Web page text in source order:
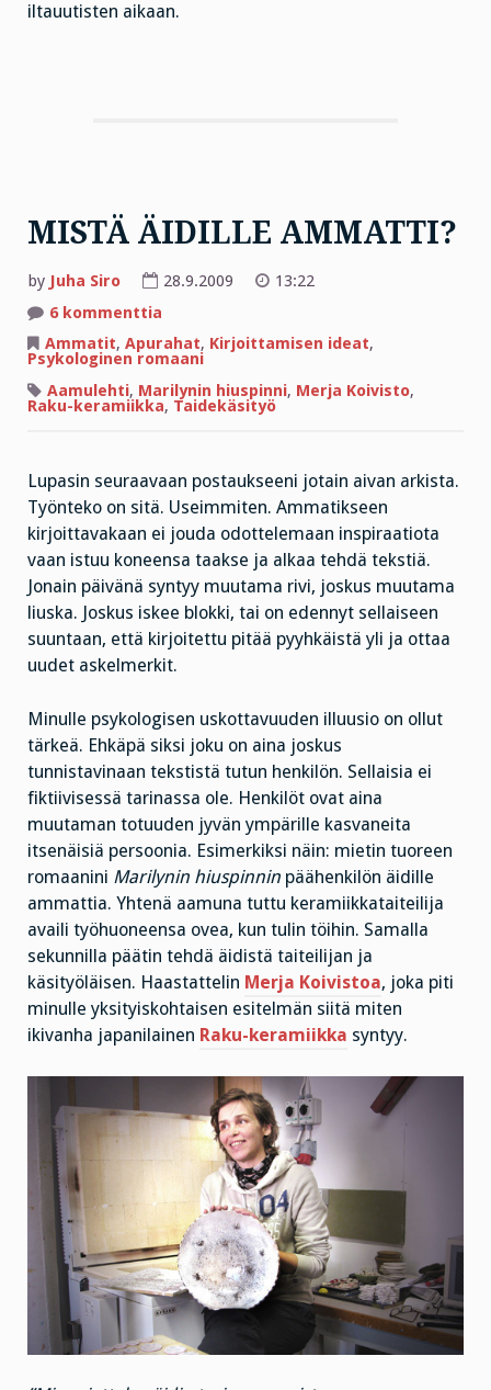
iltauutisten aikaan.
MISTÄ ÄIDILLE AMMATTI?
by Juha Siro 28.9.2009
13:22
6 kommenttia
ÄIDILLE
AMMATTI?
Ammatit, Apurahat, Kirjoittamisen ideat,
Psykologinen romaani
Aamulehti, Marilynin hiuspinni, Merja Koivisto,
Raku-keramiikka, Taidekäsityö
Lupasin seuraavaan postaukseeni jotain aivan arkista.
Työnteko on sitä. Useimmiten. Ammatikseen
kirjoittavakaan ei jouda odottelemaan inspiraatiota
vaan istuu koneensa taakse ja alkaa tehdä tekstiä.
Jonain päivänä syntyy muutama rivi, joskus muutama
liuska. Joskus iskee blokki, tai on edennyt sellaiseen
suuntaan, että kirjoitettu pitää pyyhkäistä yli ja ottaa
uudet askelmerkit.
Minulle psykologisen uskottavuuden illuusio on ollut
tärkeä. Ehkäpä siksi joku on aina joskus
tunnistavinaan tekstistä tutun henkilön. Sellaisia ei
fiktiivisessä tarinassa ole. Henkilöt ovat aina
muutaman totuuden jyvän ympärille kasvaneita
itsenäisiä persoonia. Esimerkiksi näin: mietin tuoreen
romaanini Marilynin hiuspinnin päähenkilön äidille
ammattia. Yhtenä aamuna tuttu keramiikkataiteilija
availi työhuoneensa ovea, kun tulin töihin. Samalla
sekunnilla päätin tehdä äidistä taiteilijan ja
käsityöläisen. Haastattelin Merja Koivistoa, joka piti
minulle yksityiskohtaisen esitelmän siitä miten
ikivanha japanilainen Raku-keramiikka syntyy.